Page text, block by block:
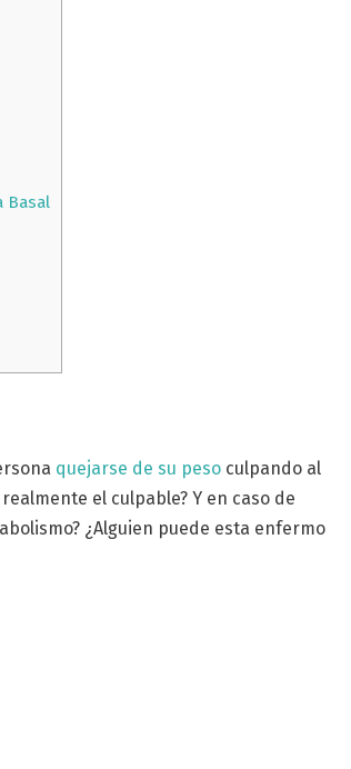
Basal
quejarse de su peso culpando al
el culpable? Y en caso de
¿Alguien puede esta enfermo